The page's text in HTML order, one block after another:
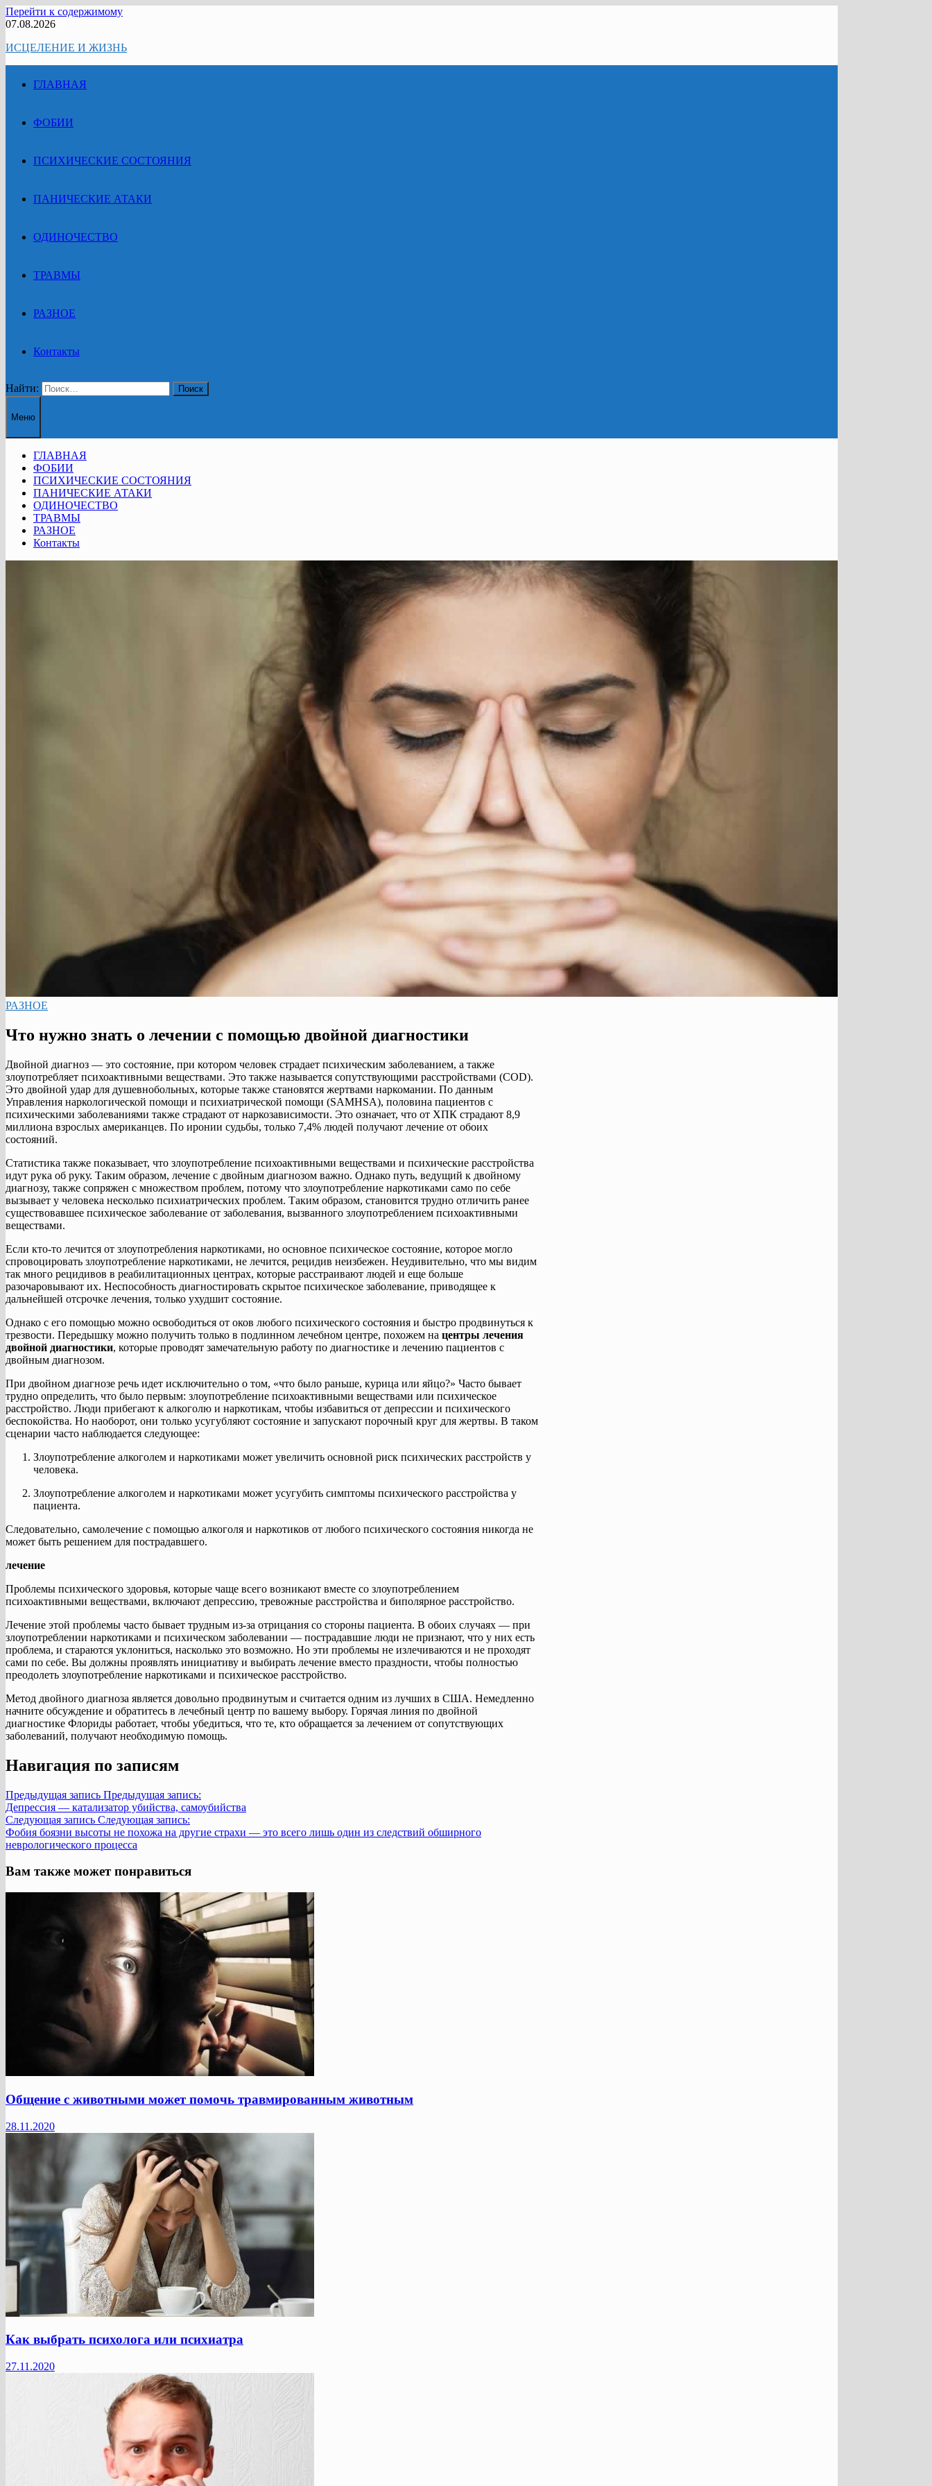
Перейти к содержимому
07.08.2026
ИСЦЕЛЕНИЕ И ЖИЗНЬ
ГЛАВНАЯ
ФОБИИ
ПСИХИЧЕСКИЕ СОСТОЯНИЯ
ПАНИЧЕСКИЕ АТАКИ
ОДИНОЧЕСТВО
ТРАВМЫ
РАЗНОЕ
Контакты
Найти:
Меню
ГЛАВНАЯ
ФОБИИ
ПСИХИЧЕСКИЕ СОСТОЯНИЯ
ПАНИЧЕСКИЕ АТАКИ
ОДИНОЧЕСТВО
ТРАВМЫ
РАЗНОЕ
Контакты
РАЗНОЕ
Что нужно знать о лечении с помощью двойной диагностики
Двойной диагноз — это состояние, при котором человек страдает психическим заболеванием, а также
злоупотребляет психоактивными веществами. Это также называется сопутствующими расстройствами (COD).
Это двойной удар для душевнобольных, которые также становятся жертвами наркомании. По данным
Управления наркологической помощи и психиатрической помощи (SAMHSA), половина пациентов с
психическими заболеваниями также страдают от наркозависимости. Это означает, что от ХПК страдают 8,9
миллиона взрослых американцев. По иронии судьбы, только 7,4% людей получают лечение от обоих
состояний.
Статистика также показывает, что злоупотребление психоактивными веществами и психические расстройства
идут рука об руку. Таким образом, лечение с двойным диагнозом важно. Однако путь, ведущий к двойному
диагнозу, также сопряжен с множеством проблем, потому что злоупотребление наркотиками само по себе
вызывает у человека несколько психиатрических проблем. Таким образом, становится трудно отличить ранее
существовавшее психическое заболевание от заболевания, вызванного злоупотреблением психоактивными
веществами.
Если кто-то лечится от злоупотребления наркотиками, но основное психическое состояние, которое могло
спровоцировать злоупотребление наркотиками, не лечится, рецидив неизбежен. Неудивительно, что мы видим
так много рецидивов в реабилитационных центрах, которые расстраивают людей и еще больше
разочаровывают их. Неспособность диагностировать скрытое психическое заболевание, приводящее к
дальнейшей отсрочке лечения, только ухудшит состояние.
Однако с его помощью можно освободиться от оков любого психического состояния и быстро продвинуться к
трезвости. Передышку можно получить только в подлинном лечебном центре, похожем на центры лечения
двойной диагностики, которые проводят замечательную работу по диагностике и лечению пациентов с
двойным диагнозом.
При двойном диагнозе речь идет исключительно о том, «что было раньше, курица или яйцо?» Часто бывает
трудно определить, что было первым: злоупотребление психоактивными веществами или психическое
расстройство. Люди прибегают к алкоголю и наркотикам, чтобы избавиться от депрессии и психического
беспокойства. Но наоборот, они только усугубляют состояние и запускают порочный круг для жертвы. В таком
сценарии часто наблюдается следующее:
Злоупотребление алкоголем и наркотиками может увеличить основной риск психических расстройств у
человека.
Злоупотребление алкоголем и наркотиками может усугубить симптомы психического расстройства у
пациента.
Следовательно, самолечение с помощью алкоголя и наркотиков от любого психического состояния никогда не
может быть решением для пострадавшего.
лечение
Проблемы психического здоровья, которые чаще всего возникают вместе со злоупотреблением
психоактивными веществами, включают депрессию, тревожные расстройства и биполярное расстройство.
Лечение этой проблемы часто бывает трудным из-за отрицания со стороны пациента. В обоих случаях — при
злоупотреблении наркотиками и психическом заболевании — пострадавшие люди не признают, что у них есть
проблема, и стараются уклониться, насколько это возможно. Но эти проблемы не излечиваются и не проходят
сами по себе. Вы должны проявлять инициативу и выбирать лечение вместо праздности, чтобы полностью
преодолеть злоупотребление наркотиками и психическое расстройство.
Метод двойного диагноза является довольно продвинутым и считается одним из лучших в США. Немедленно
начните обсуждение и обратитесь в лечебный центр по вашему выбору. Горячая линия по двойной
диагностике Флориды работает, чтобы убедиться, что те, кто обращается за лечением от сопутствующих
заболеваний, получают необходимую помощь.
Навигация по записям
Предыдущая запись Предыдущая запись:
Депрессия — катализатор убийства, самоубийства
Следующая запись Следующая запись:
Фобия боязни высоты не похожа на другие страхи — это всего лишь один из следствий обширного
неврологического процесса
Вам также может понравиться
Общение с животными может помочь травмированным животным
28.11.2020
Как выбрать психолога или психиатра
27.11.2020